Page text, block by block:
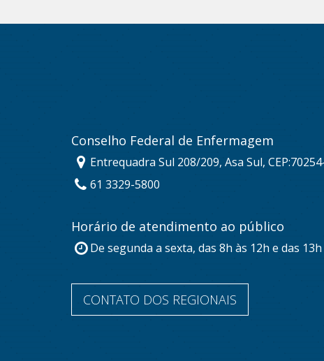
Conselho Federal de Enfermagem
Entrequadra Sul 208/209, Asa Sul,
61 3329-5800
Horário de atendimento ao público
De segunda a sexta, das 8h às 12h e das
CONTATO DOS REGIONAIS